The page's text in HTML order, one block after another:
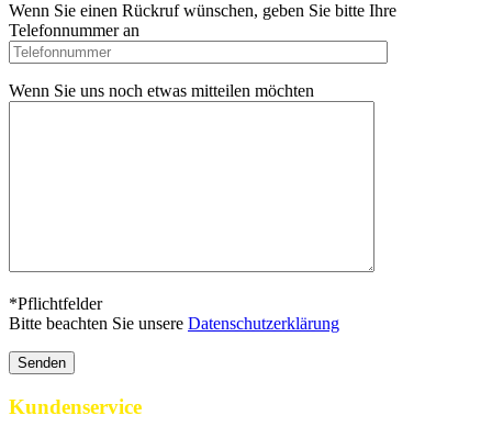
Wenn Sie einen Rückruf wünschen, geben Sie bitte Ihre
Telefonnummer an
Wenn Sie uns noch etwas mitteilen möchten
*Pflichtfelder
Bitte beachten Sie unsere Datenschutzerklärung
Kundenservice